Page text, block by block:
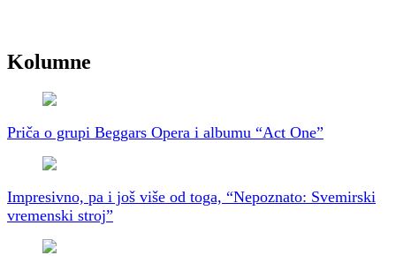
Kolumne
Priča o grupi Beggars Opera i albumu “Act One”
Impresivno, pa i još više od toga, “Nepoznato: Svemirski
vremenski stroj”